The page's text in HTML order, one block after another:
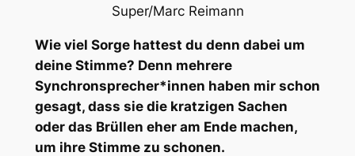
Super/Marc Reimann
Wie viel Sorge hattest du denn dabei um
deine Stimme? Denn mehrere
Synchronsprecher*innen haben mir schon
gesagt, dass sie die kratzigen Sachen
oder das Brüllen eher am Ende machen,
um ihre Stimme zu schonen.